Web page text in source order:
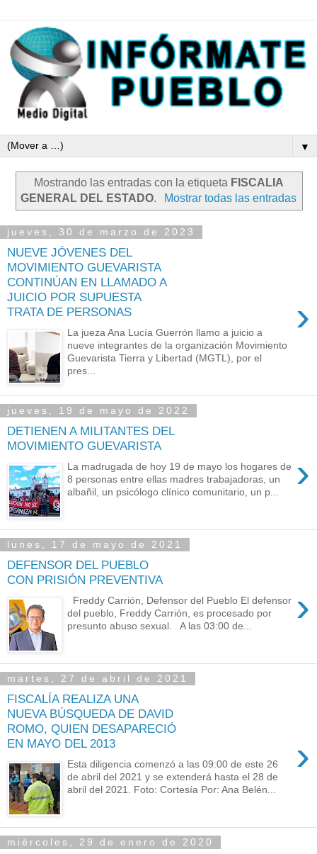
▼
Mostrando las entradas con la etiqueta FISCALIA
GENERAL DEL ESTADO. Mostrar todas las entradas
jueves, 30 de marzo de 2023
NUEVE JÓVENES DEL
MOVIMIENTO GUEVARISTA
CONTINÚAN EN LLAMADO A
JUICIO POR SUPUESTA
TRATA DE PERSONAS
›
La jueza Ana Lucía Guerrón llamo a juicio a
nueve integrantes de la organización Movimiento
Guevarista Tierra y Libertad (MGTL), por el
pres...
jueves, 19 de mayo de 2022
DETIENEN A MILITANTES DEL
MOVIMIENTO GUEVARISTA
›
La madrugada de hoy 19 de mayo los hogares de
8 personas entre ellas madres trabajadoras, un
albañil, un psicólogo clínico comunitario, un p...
lunes, 17 de mayo de 2021
DEFENSOR DEL PUEBLO
CON PRISIÓN PREVENTIVA
›
Freddy Carrión, Defensor del Pueblo El defensor
del pueblo, Freddy Carrión, es procesado por
presunto abuso sexual. A las 03:00 de...
martes, 27 de abril de 2021
FISCALÍA REALIZA UNA
NUEVA BÚSQUEDA DE DAVID
ROMO, QUIEN DESAPARECIÓ
EN MAYO DEL 2013
›
Esta diligencia comenzó a las 09:00 de este 26
de abril del 2021 y se extenderá hasta el 28 de
abril del 2021. Foto: Cortesía Por: Ana Belén...
miércoles, 29 de enero de 2020